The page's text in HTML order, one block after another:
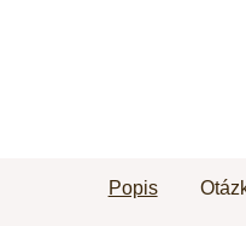
Popis